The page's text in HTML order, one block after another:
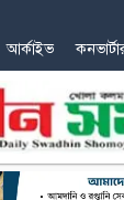
আর্কাইভ